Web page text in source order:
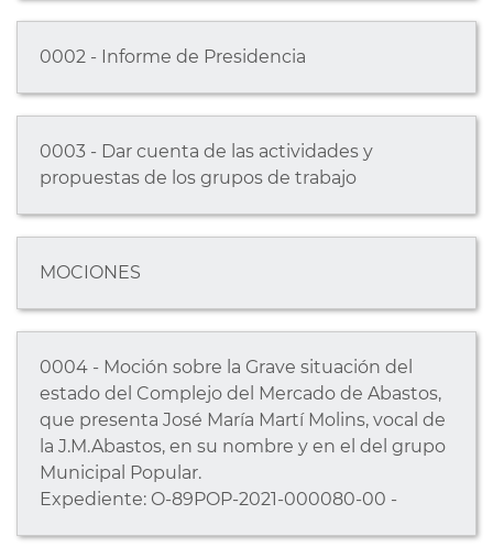
0002 - Informe de Presidencia
0003 - Dar cuenta de las actividades y
propuestas de los grupos de trabajo
MOCIONES
0004 - Moción sobre la Grave situación del
estado del Complejo del Mercado de Abastos,
que presenta José María Martí Molins, vocal de
la J.M.Abastos, en su nombre y en el del grupo
Municipal Popular.
Expediente: O-89POP-2021-000080-00 -